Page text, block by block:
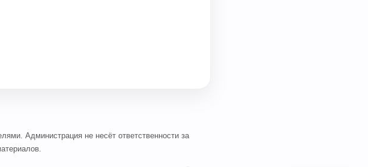
Администрация не несёт ответственности за